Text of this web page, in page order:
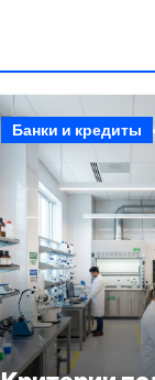
Банки и кредиты